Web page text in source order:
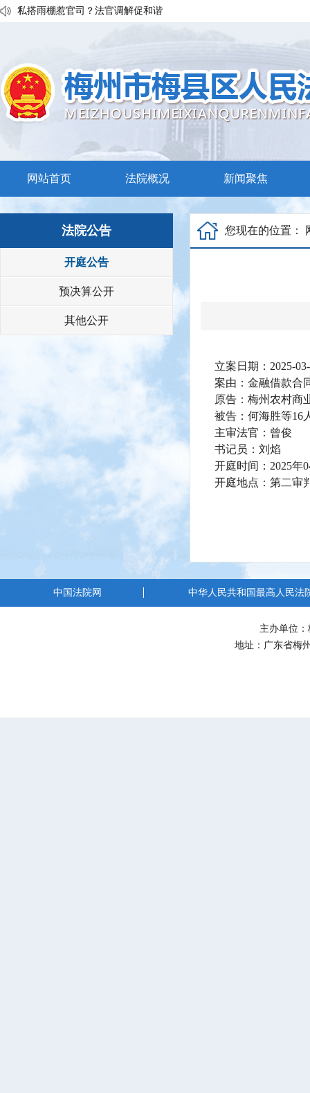
私搭雨棚惹官司？法官调解促和谐
网站首页 法院概况 新闻聚焦
法院公告
开庭公告
预决算公开
其他公开
您现在的位置：
立案日期：2025-
案由：金融借款合
原告：梅州农村商
被告：何海胜等16
主审法官：曾俊
书记员：刘焰
开庭时间：2025年
开庭地点：第二审
中国法院网 中华人民共和国最高人民法
主办单位
地址：广东省